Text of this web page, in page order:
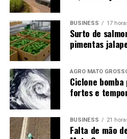
derruba a produção, o seguro
reduz a necessidade de
quem financiou a safra. O
investe pouco neste
depois para socorrer quem
pagamento.
O verdadeiro Plano
renda
BUSINESS 17
Surto de
pimentas
AGRO MATO
Ciclone
fortes e
BUSINESS 21
Falta de mão